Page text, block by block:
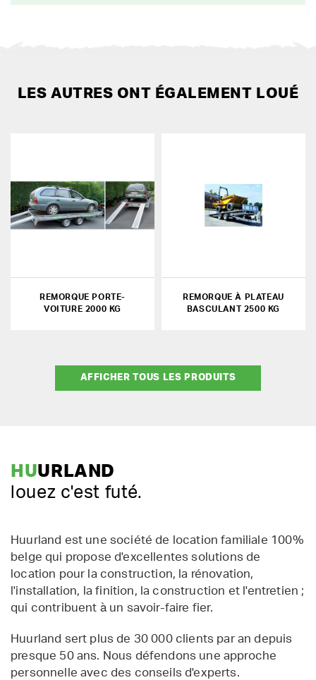
LES AUTRES ONT ÉGALEMENT LOUÉ
REMORQUE PORTE-
VOITURE 2000 KG
REMORQUE À PLATEAU
BASCULANT 2500 KG
AFFICHER TOUS LES PRODUITS
HUURLAND
louez c'est futé.
Huurland est une société de location familiale 100%
belge qui propose d'excellentes solutions de
location pour la construction, la rénovation,
l'installation, la finition, la construction et l'entretien ;
qui contribuent à un savoir-faire fier.
Huurland sert plus de 30 000 clients par an depuis
presque 50 ans. Nous défendons une approche
personnelle avec des conseils d'experts.